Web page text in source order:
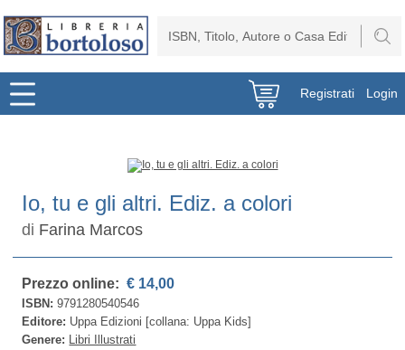
Registrati Login
Io, tu e gli altri. Ediz. a colori
di Farina Marcos
Prezzo online: € 14,00
ISBN:9791280540546
Editore: Uppa Edizioni [collana: Uppa Kids]
Genere: Libri Illustrati